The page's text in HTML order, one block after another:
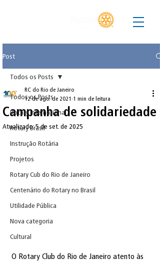
Post
Todos os Posts
Rotary International
Rotary Brasil
Instrução Rotária
Projetos
Rotary Cub do Rio de Janeiro
Centenário do Rotary no Brasil
Utilidade Pública
Nova categoria
Cultural
Todos os Posts
Campanha de solidariedade
RC do Rio de Janeiro
12 de ago. de 2021 1 min de leitura
Atualizado:5 de set. de 2025
O Rotary Club do Rio de Janeiro atento às